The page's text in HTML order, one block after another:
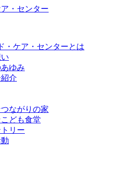
ゆみ
介
ながりの家
ども食堂
リー